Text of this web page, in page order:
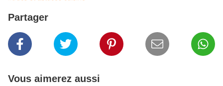
Partager
Vous aimerez aussi